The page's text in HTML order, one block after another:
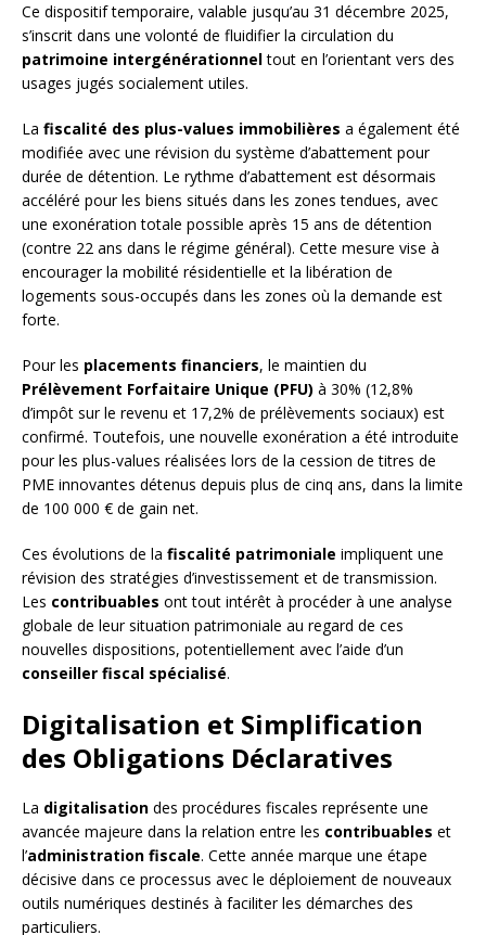
Ce dispositif temporaire, valable jusqu’au 31 décembre 2025,
s’inscrit dans une volonté de fluidifier la circulation du
patrimoine intergénérationneltout en l’orientant vers des
usages jugés socialement utiles.
La fiscalité des plus-values immobilières a également été
modifiée avec une révision du système d’abattement pour
durée de détention. Le rythme d’abattement est désormais
accéléré pour les biens situés dans les zones tendues, avec
une exonération totale possible après 15 ans de détention
(contre 22 ans dans le régime général). Cette mesure vise à
encourager la mobilité résidentielle et la libération de
logements sous-occupés dans les zones où la demande est
forte.
Pour les placements financiers, le maintien du
Prélèvement Forfaitaire Unique (PFU) à 30% (12,8%
d’impôt sur le revenu et 17,2% de prélèvements sociaux) est
confirmé. Toutefois, une nouvelle exonération a été introduite
pour les plus-values réalisées lors de la cession de titres de
PME innovantes détenus depuis plus de cinq ans, dans la limite
de 100 000 € de gain net.
Ces évolutions de la fiscalité patrimoniale impliquent une
révision des stratégies d’investissement et de transmission.
Les contribuables ont tout intérêt à procéder à une analyse
globale de leur situation patrimoniale au regard de ces
nouvelles dispositions, potentiellement avec l’aide d’un
conseiller fiscal spécialisé.
Digitalisation et Simplification
des Obligations Déclaratives
La digitalisation des procédures fiscales représente une
avancée majeure dans la relation entre les contribuables et
l’administration fiscale. Cette année marque une étape
décisive dans ce processus avec le déploiement de nouveaux
outils numériques destinés à faciliter les démarches des
particuliers.